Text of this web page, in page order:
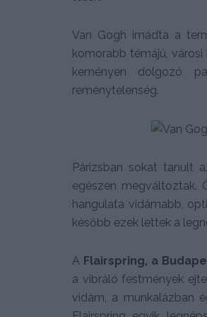
Van Gogh imádta a
komorabb témájú,
keményen dolgozó
reménytelenség.
Párizsban sokat tanult
egészen megváltoztak.
hangulata vidámabb,
később ezek lettek a
A Flairspring, a
a vibráló festmények
vidám, a munkalázban